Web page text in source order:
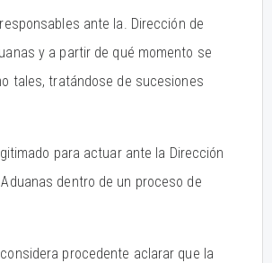
ante la. Dirección de
y a partir de qué momento se
tales, tratándose de sucesiones
para actuar ante la Dirección
dentro de un proceso de
procedente aclarar que la